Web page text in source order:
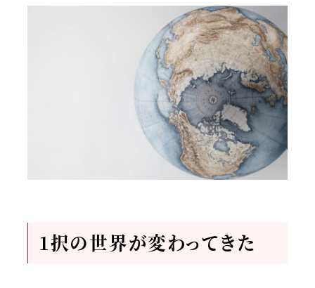
1択の世界が変わってきた